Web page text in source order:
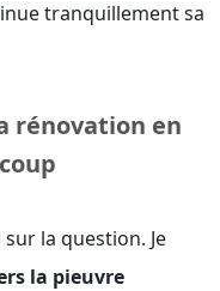
tranquillement sa
rénovation en
la question. Je
la pieuvre